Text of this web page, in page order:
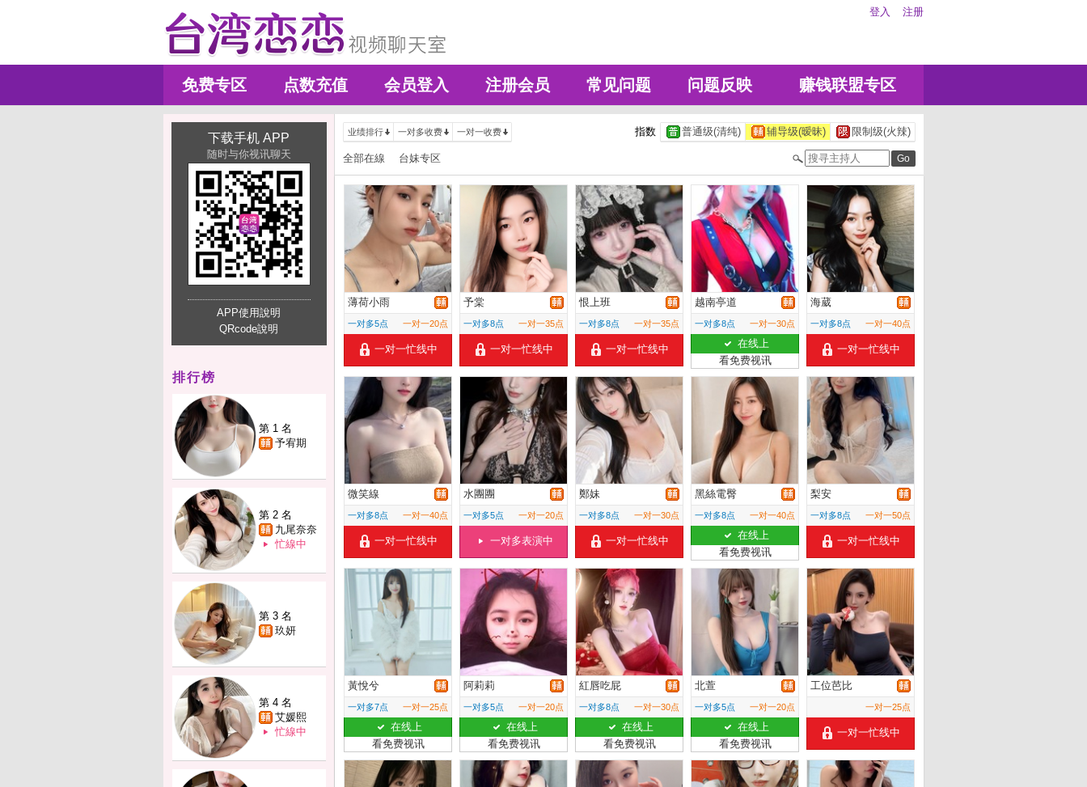
登入 注册
免费专区 点数充值 会员登入 注册会员 常见问题 问题反映 赚钱联盟专区
下载手机 APP
随时与你视讯聊天
APP使用說明
QRcode說明
排行榜
第 1 名
予宥期
第 2 名
九尾奈奈
忙線中
第 3 名
玖妍
第 4 名
艾媛熙
忙線中
业绩排行 一对多收费 一对一收费 指数 普通级(清纯) 辅导级(暧昧) 限制级(火辣)
全部在線 台妹专区
薄荷小雨
一对多5点 一对一20点
一对一忙线中
予棠
一对多8点 一对一35点
一对一忙线中
恨上班
一对多8点 一对一35点
一对一忙线中
越南亭道
一对多8点 一对一30点
在线上
看免费视讯
海葳
一对多8点 一对一40点
一对一忙线中
微笑線
一对多8点 一对一40点
一对一忙线中
水團團
一对多5点 一对一20点
一对多表演中
鄭妹
一对多8点 一对一30点
一对一忙线中
黑絲電臀
一对多8点 一对一40点
在线上
看免费视讯
梨安
一对多8点 一对一50点
一对一忙线中
黃悅兮
一对多7点 一对一25点
在线上
看免费视讯
阿莉莉
一对多5点 一对一20点
在线上
看免费视讯
紅唇吃屁
一对多8点 一对一30点
在线上
看免费视讯
北萱
一对多5点 一对一20点
在线上
看免费视讯
工位芭比
一对一25点
一对一忙线中